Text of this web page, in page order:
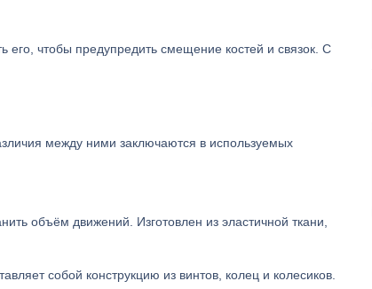
его, чтобы предупредить смещение костей и связок. С
между ними заключаются в используемых
объём движений. Изготовлен из эластичной ткани,
собой конструкцию из винтов, колец и колесиков.